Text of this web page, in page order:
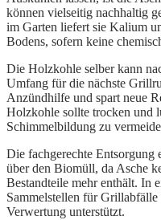
können vielseitig nachhaltig
im Garten liefert sie Kalium
Bodens, sofern keine
Die Holzkohle selber kann
Umfang für die nächste
Anzündhilfe und spart neue
Holzkohle sollte trocken und
Schimmelbildung zu
Die fachgerechte Entsorgung
über den Biomüll, da Asche
Bestandteile mehr enthält. In
Sammelstellen für
Verwertung unterstützt.